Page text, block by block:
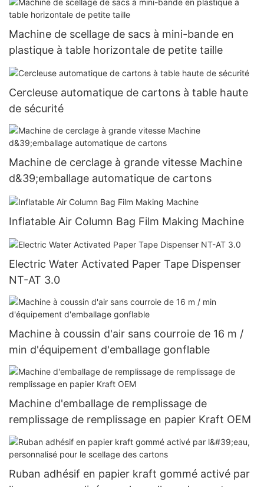
1500 mm
Machine de scellage de sacs à mini-bande en
plastique à table horizontale de petite taille
Cercleuse automatique de cartons à table haute
de sécurité
Machine de cerclage à grande vitesse Machine
d&39;emballage automatique de cartons
Inflatable Air Column Bag Film Making Machine
Electric Water Activated Paper Tape Dispenser
NT-AT 3.0
Machine à coussin d'air sans courroie de 16 m /
min d'équipement d'emballage gonflable
Machine d'emballage de remplissage de
remplissage de remplissage en papier Kraft OEM
Ruban adhésif en papier kraft gommé activé par